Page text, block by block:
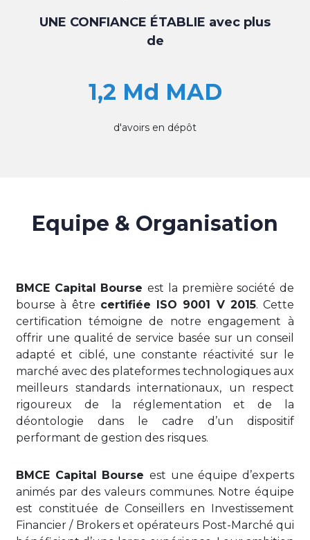
UNE CONFIANCE ÉTABLIE avec plus
de
1,2 Md MAD
d'avoirs en dépôt
Equipe & Organisation
BMCE Capital Bourseest la première société de
bourse à être certifiée ISO 9001 V 2015. Cette
certification témoigne de notre engagement à
offrir une qualité de service basée sur un conseil
adapté et ciblé, une constante réactivité sur le
marché avec des plateformes technologiques aux
meilleurs standards internationaux, un respect
rigoureux de la réglementation et de la
déontologie dans le cadre d’un dispositif
performant de gestion des risques.
BMCE Capital Bourse est une équipe d’experts
animés par des valeurs communes. Notre équipe
est constituée de Conseillers en Investissement
Financier / Brokers et opérateurs Post-Marché qui